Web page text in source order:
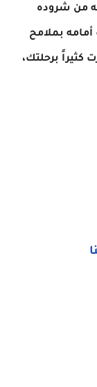
من شروده
بملامح
كثيراً برحلتك،